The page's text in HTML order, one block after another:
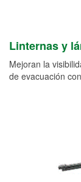
Linternas y
Mejoran la
de evacuación